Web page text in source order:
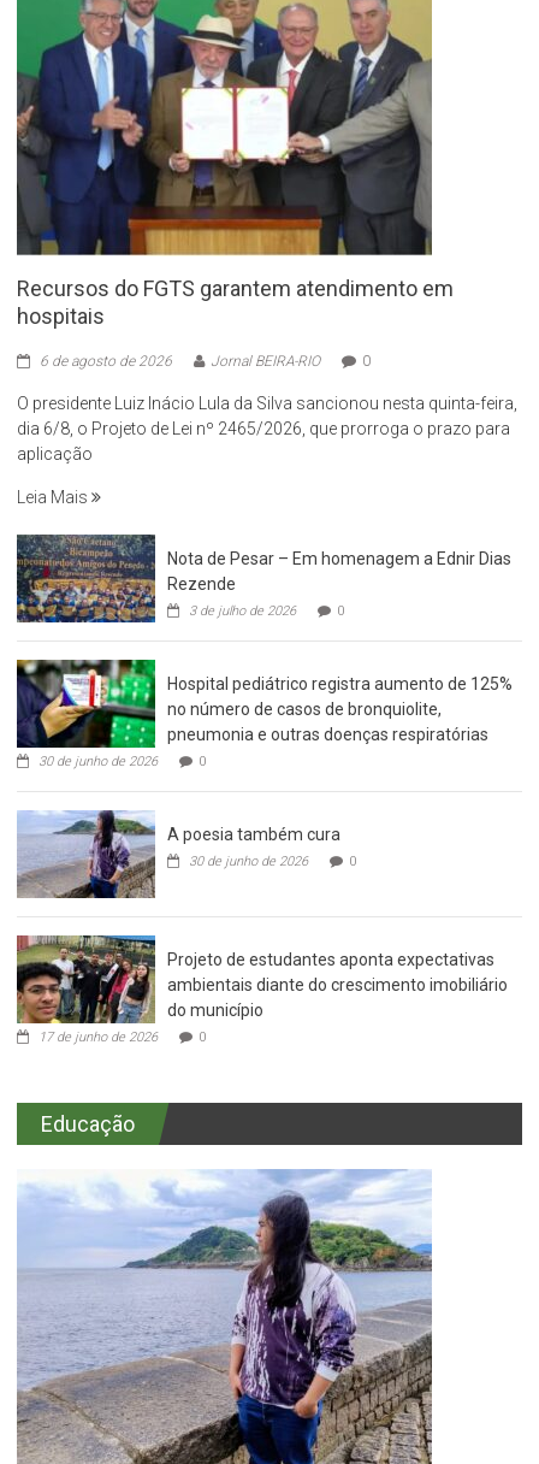
HOSPITAL PEDIÁTRICO REGISTRA AUMENTO
DE 125% NO NÚMERO DE CASOS DE
BRONQUIOLITE, PNEUMONIA E OUTRAS
DOENÇAS RESPIRATÓRIAS
Recursos do FGTS garantem atendimento em
hospitais
6 de agosto de 2026 Jornal BEIRA-RIO 0
O presidente Luiz Inácio Lula da Silva sancionou nesta quinta-feira,
dia 6/8, o Projeto de Lei nº 2465/2026, que prorroga o prazo para
aplicação
Leia Mais
Nota de Pesar – Em homenagem a Ednir Dias
Rezende
3 de julho de 2026 0
Hospital pediátrico registra aumento de 125%
no número de casos de bronquiolite,
pneumonia e outras doenças respiratórias
30 de junho de 2026 0
A poesia também cura
30 de junho de 2026 0
Projeto de estudantes aponta expectativas
ambientais diante do crescimento imobiliário
do município
17 de junho de 2026 0
Educação